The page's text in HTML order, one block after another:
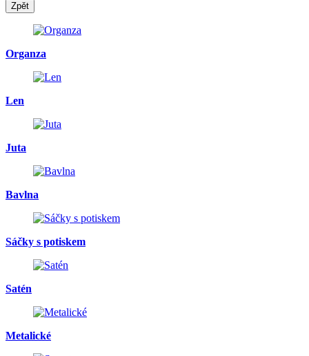
Zpět
Organza
Len
Juta
Bavlna
Sáčky s potiskem
Satén
Metalické